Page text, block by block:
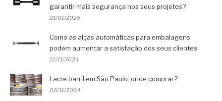
garantir mais segurança nos seus projetos?
21/01/2025
Como as alças automáticas para embalagens
podem aumentar a satisfação dos seus clientes
12/11/2024
Lacre barril em São Paulo: onde comprar?
06/11/2024